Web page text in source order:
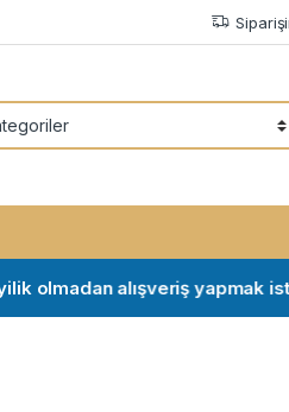
alışveriş yapmak